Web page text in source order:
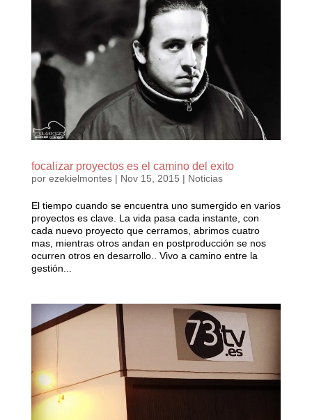
focalizar proyectos es el camino del exito
por ezekielmontes| Nov 15, 2015 | Noticias
El tiempo cuando se encuentra uno sumergido en varios
proyectos es clave. La vida pasa cada instante, con
cada nuevo proyecto que cerramos, abrimos cuatro
mas, mientras otros andan en postproducción se nos
ocurren otros en desarrollo.. Vivo a camino entre la
gestión...